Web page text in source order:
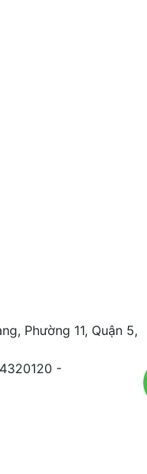
Phường 11, Quận 5,
-